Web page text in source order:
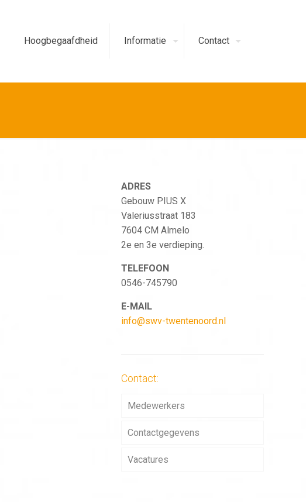
Hoogbegaafdheid Informatie Contact
ADRES
Gebouw PIUS X
Valeriusstraat 183
7604 CM Almelo
2e en 3e verdieping.
TELEFOON
0546-745790
E-MAIL
info@swv-twentenoord.nl
Contact:
Medewerkers
Contactgegevens
Vacatures